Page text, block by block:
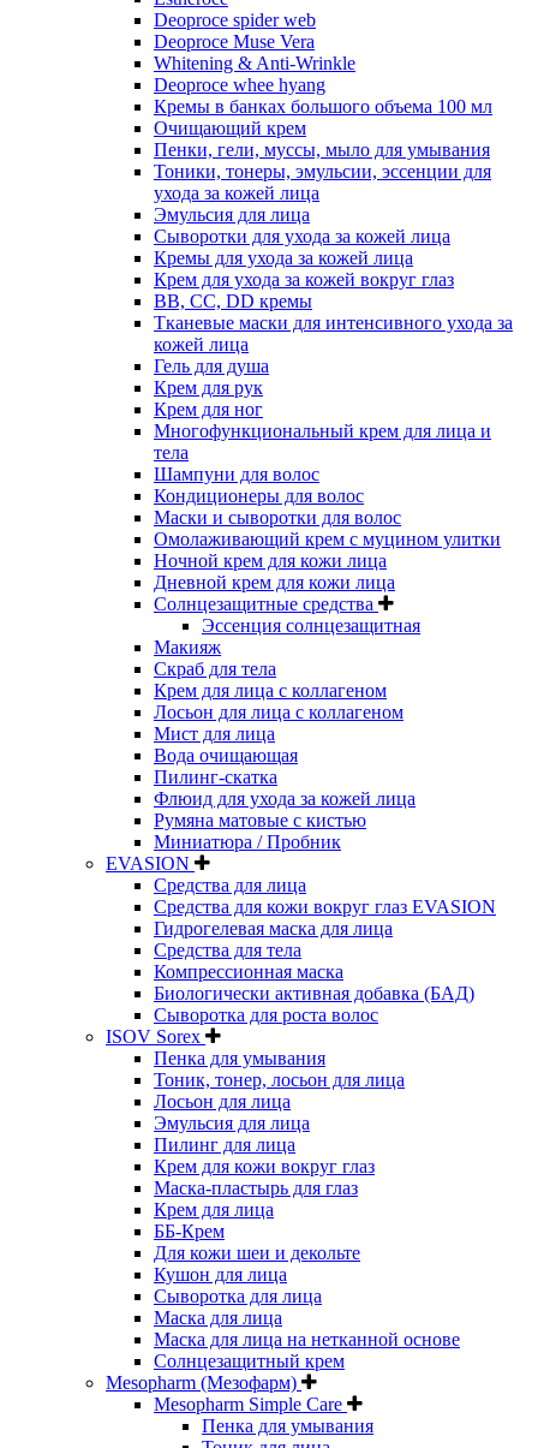
Deoproce spider web
Deoproce Muse Vera
Whitening & Anti-Wrinkle
Deoproce whee hyang
Кремы в банках большого объема 100 мл
Очищающий крем
Пенки, гели, муссы, мыло для умывания
Тоники, тонеры, эмульсии, эссенции для
ухода за кожей лица
Эмульсия для лица
Сыворотки для ухода за кожей лица
Кремы для ухода за кожей лица
Крем для ухода за кожей вокруг глаз
BB, CC, DD кремы
Тканевые маски для интенсивного ухода за
кожей лица
Гель для душа
Крем для рук
Крем для ног
Многофункциональный крем для лица и
тела
Шампуни для волос
Кондиционеры для волос
Маски и сыворотки для волос
Омолаживающий крем с муцином улитки
Ночной крем для кожи лица
Дневной крем для кожи лица
Солнцезащитные средства
Эссенция солнцезащитная
Макияж
Скраб для тела
Крем для лица с коллагеном
Лосьон для лица с коллагеном
Мист для лица
Вода очищающая
Пилинг-скатка
Флюид для ухода за кожей лица
Румяна матовые с кистью
Миниатюра / Пробник
EVASION
Средства для лица
Средства для кожи вокруг глаз EVASION
Гидрогелевая маска для лица
Средства для тела
Компрессионная маска
Биологически активная добавка (БАД)
Сыворотка для роста волос
ISOV Sorex
Пенка для умывания
Тоник, тонер, лосьон для лица
Лосьон для лица
Эмульсия для лица
Пилинг для лица
Крем для кожи вокруг глаз
Маска-пластырь для глаз
Крем для лица
ББ-Крем
Для кожи шеи и декольте
Кушон для лица
Сыворотка для лица
Маска для лица
Маска для лица на нетканной основе
Солнцезащитный крем
Mesopharm (Мезофарм)
Mesopharm Simple Care
Пенка для умывания